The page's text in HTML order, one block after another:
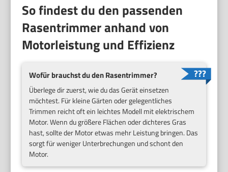
So findest du den passenden
Rasentrimmer anhand von
Motorleistung und Effizienz
Wofür brauchst du den Rasentrimmer?
Überlege dir zuerst, wie du das Gerät einsetzen
möchtest. Für kleine Gärten oder gelegentliches
Trimmen reicht oft ein leichtes Modell mit elektrischem
Motor. Wenn du größere Flächen oder dichteres Gras
hast, sollte der Motor etwas mehr Leistung bringen. Das
sorgt für weniger Unterbrechungen und schont den
Motor.